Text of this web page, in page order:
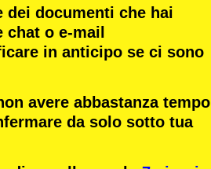
documenti che hai
o e-mail
in anticipo se ci sono
avere abbastanza tempo
da solo sotto tua